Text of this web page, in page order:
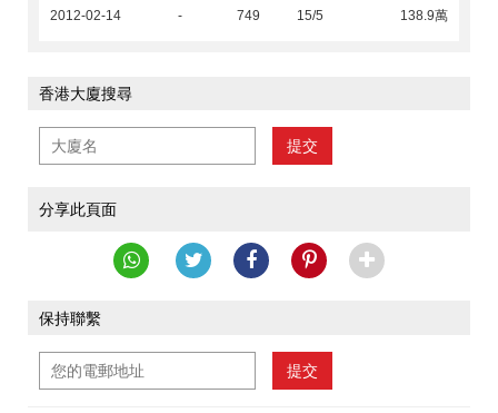
2012-02-14
- 749 15/5 138.9萬
香港大廈搜尋
提交
分享此頁面
保持聯繫
提交